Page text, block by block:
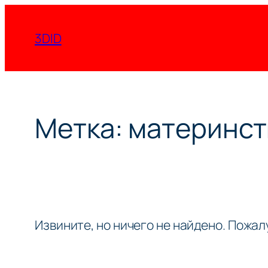
содержимому
3DID
Метка:
Извините, но ничего не найдено.